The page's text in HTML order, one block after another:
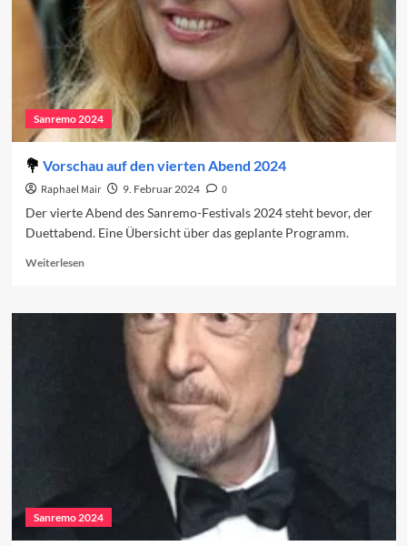
Sanremo 2024
Vorschau auf den vierten Abend 2024
Raphael Mair 9. Februar 2024
0
Der vierte Abend des Sanremo-Festivals 2024 steht bevor, der
Duettabend. Eine Übersicht über das geplante Programm.
WeiterlesenRead
Vorschau
Sanremo 2024